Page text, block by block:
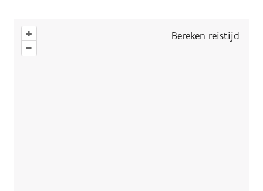
+
–
Bereken reistijd